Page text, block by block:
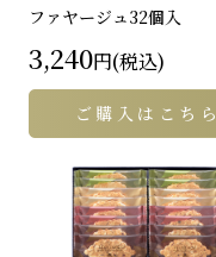
ファヤージュ32個入
3,240円(税込)
ご購入はこちら